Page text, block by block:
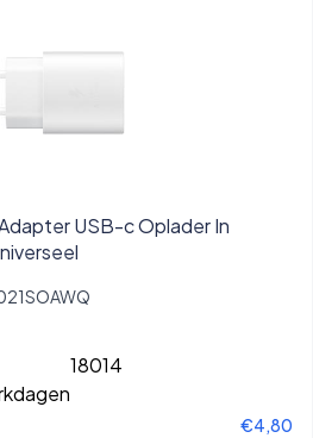
USB-c Oplader In
18014
€4,80